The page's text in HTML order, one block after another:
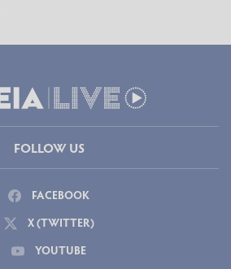
FOLLOW US
FACEBOOK
X (TWITTER)
YOUTUBE